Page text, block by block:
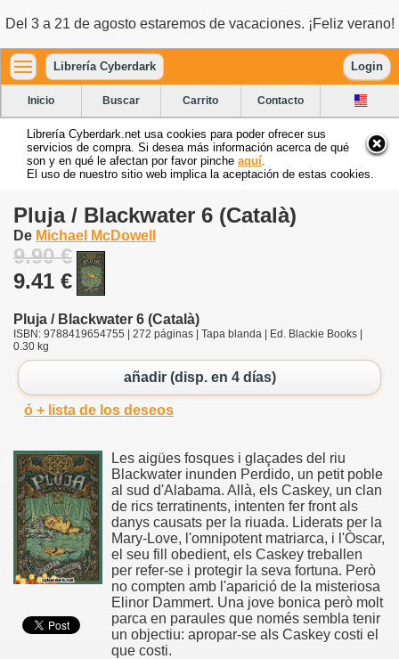
Del 3 a 21 de agosto estaremos de vacaciones. ¡Feliz verano!
Librería Cyberdark Login
Inicio Buscar Carrito Contacto
Librería Cyberdark.net usa cookies para poder ofrecer sus
servicios de compra. Si desea más información acerca de qué
son y en qué le afectan por favor pinche aquí
El uso de nuestro sitio web implica la aceptación de estas cookies.
Pluja / Blackwater 6 (Català)
De Michael McDowell
9.90 €
9.41 €
Pluja / Blackwater 6 (Català)
ISBN: 9788419654755 | 272 páginas | Tapa blanda | Ed. Blackie Books |
0.30 kg
añadir (disp. en 4 días)
ó + lista de los deseos
Les aigües fosques i glaçades del riu
Blackwater inunden Perdido, un petit poble
al sud d'Alabama. Allà, els Caskey, un clan
de rics terratinents, intenten fer front als
danys causats per la riuada. Liderats per la
Mary-Love, l'omnipotent matriarca, i l'Òscar,
el seu fill obedient, els Caskey treballen
per refer-se i protegir la seva fortuna. Però
no compten amb l'aparició de la misteriosa
Elinor Dammert. Una jove bonica però molt
parca en paraules que només sembla tenir
un objectiu: apropar-se als Caskey costi el
que costi.